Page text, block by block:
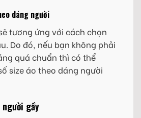
dáng người
tương ứng với cách chọn
Do đó, nếu bạn không phải
quá chuẩn thì có thể
size áo theo dáng người
người gầy